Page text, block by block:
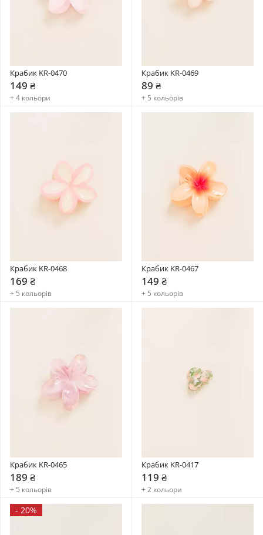
Крабик KR-0470
149 ₴
+ 4 кольори
Крабик KR-0469
89 ₴
+ 5 кольорів
Крабик KR-0468
169 ₴
+ 5 кольорів
Крабик KR-0467
149 ₴
+ 5 кольорів
Крабик KR-0465
189 ₴
+ 5 кольорів
Крабик KR-0417
119 ₴
+ 2 кольори
- 20%